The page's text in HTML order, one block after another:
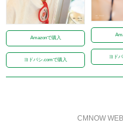
Amazonで購入
ヨドバシ.comで購入
ヨド
CMNOW WEB